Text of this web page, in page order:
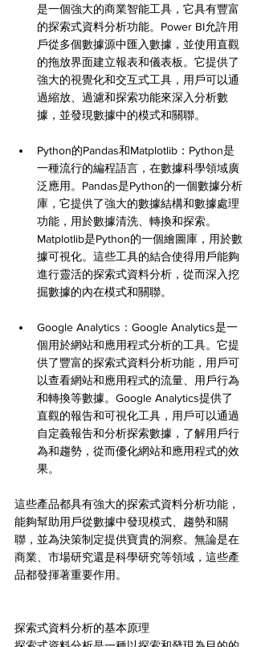
是一個強大的商業智能工具，它具有豐富
的探索式資料分析功能。Power BI允許用
戶從多個數據源中匯入數據，並使用直觀
的拖放界面建立報表和儀表板。它提供了
強大的視覺化和交互式工具，用戶可以通
過縮放、過濾和探索功能來深入分析數
據，並發現數據中的模式和關聯。
Python的Pandas和Matplotlib：Python是
一種流行的編程語言，在數據科學領域廣
泛應用。Pandas是Python的一個數據分析
庫，它提供了強大的數據結構和數據處理
功能，用於數據清洗、轉換和探索。
Matplotlib是Python的一個繪圖庫，用於數
據可視化。這些工具的結合使得用戶能夠
進行靈活的探索式資料分析，從而深入挖
掘數據的內在模式和關聯。
Google Analytics：Google Analytics是一
個用於網站和應用程式分析的工具。它提
供了豐富的探索式資料分析功能，用戶可
以查看網站和應用程式的流量、用戶行為
和轉換等數據。Google Analytics提供了
直觀的報告和可視化工具，用戶可以通過
自定義報告和分析探索數據，了解用戶行
為和趨勢，從而優化網站和應用程式的效
果。
這些產品都具有強大的探索式資料分析功能，
能夠幫助用戶從數據中發現模式、趨勢和關
聯，並為決策制定提供寶貴的洞察。無論是在
商業、市場研究還是科學研究等領域，這些產
品都發揮著重要作用。
探索式資料分析的基本原理